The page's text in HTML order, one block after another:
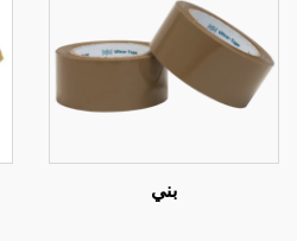
بني